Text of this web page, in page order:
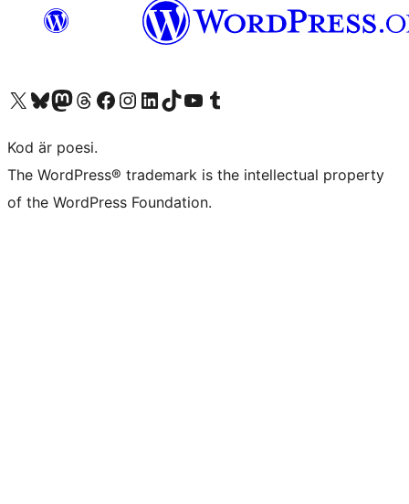
Besök vår X-konto (f.d. Twitter)
Besök vårt Bluesky-konto
Besök vårt Mastodon-konto
Besök vårt Thread-konto
Besök vår Facebook-sidaBesök vårt Instagram-konto
Besök vårt LinkedIn-konto
Besök vårt TikTok-konto
Besök vår YouTube-kanalBesök vårt Tumblr-konto
Kod är poesi.
The WordPress® trademark is the intellectual property
of the WordPress Foundation.